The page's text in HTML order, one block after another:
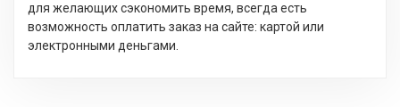
для желающих сэкономить время, всегда есть
возможность оплатить заказ на сайте: картой или
электронными деньгами.